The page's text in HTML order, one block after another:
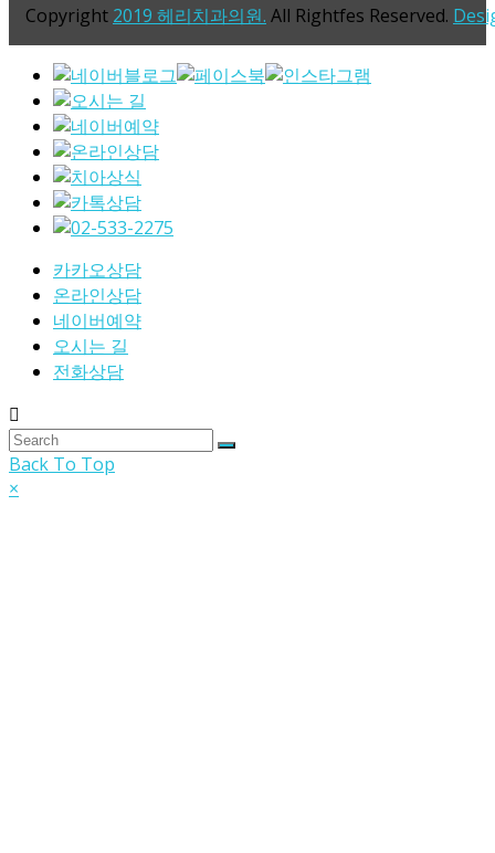
Copyright 2019 헤리치과의원. All Rightfes Reserved.
카카오상담
온라인상담
네이버예약
오시는 길
전화상담
Back To Top
×